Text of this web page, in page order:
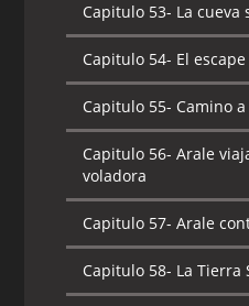
Capitulo 53- La cueva
Capitulo 54- El escape
Capitulo 55- Camino
Capitulo 56- Arale
voladora
Capitulo 57- Arale
Capitulo 58- La Tierra